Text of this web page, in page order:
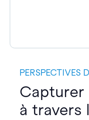
PERSPECTIVES
Capturer
à travers